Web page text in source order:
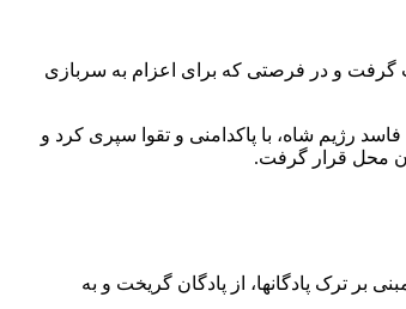
ریاضی دفتر آماده به خدمت گرفت و در فرصتی که برای اعزام به سربازی
رژیم شاه، با پاکدامنی و تقوا سپری کرد و
محل قرار گرفت.
ترک پادگانها، از پادگان گریخت و به